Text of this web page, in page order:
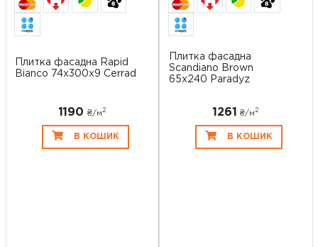
Плитка фасадна Rapid
Bianco 74x300x9 Cerrad
1190 ₴/м 2
В КОШИК
Плитка фасадна
Scandiano Brown
65x240 Paradyz
1261 ₴/м2
В КОШИК